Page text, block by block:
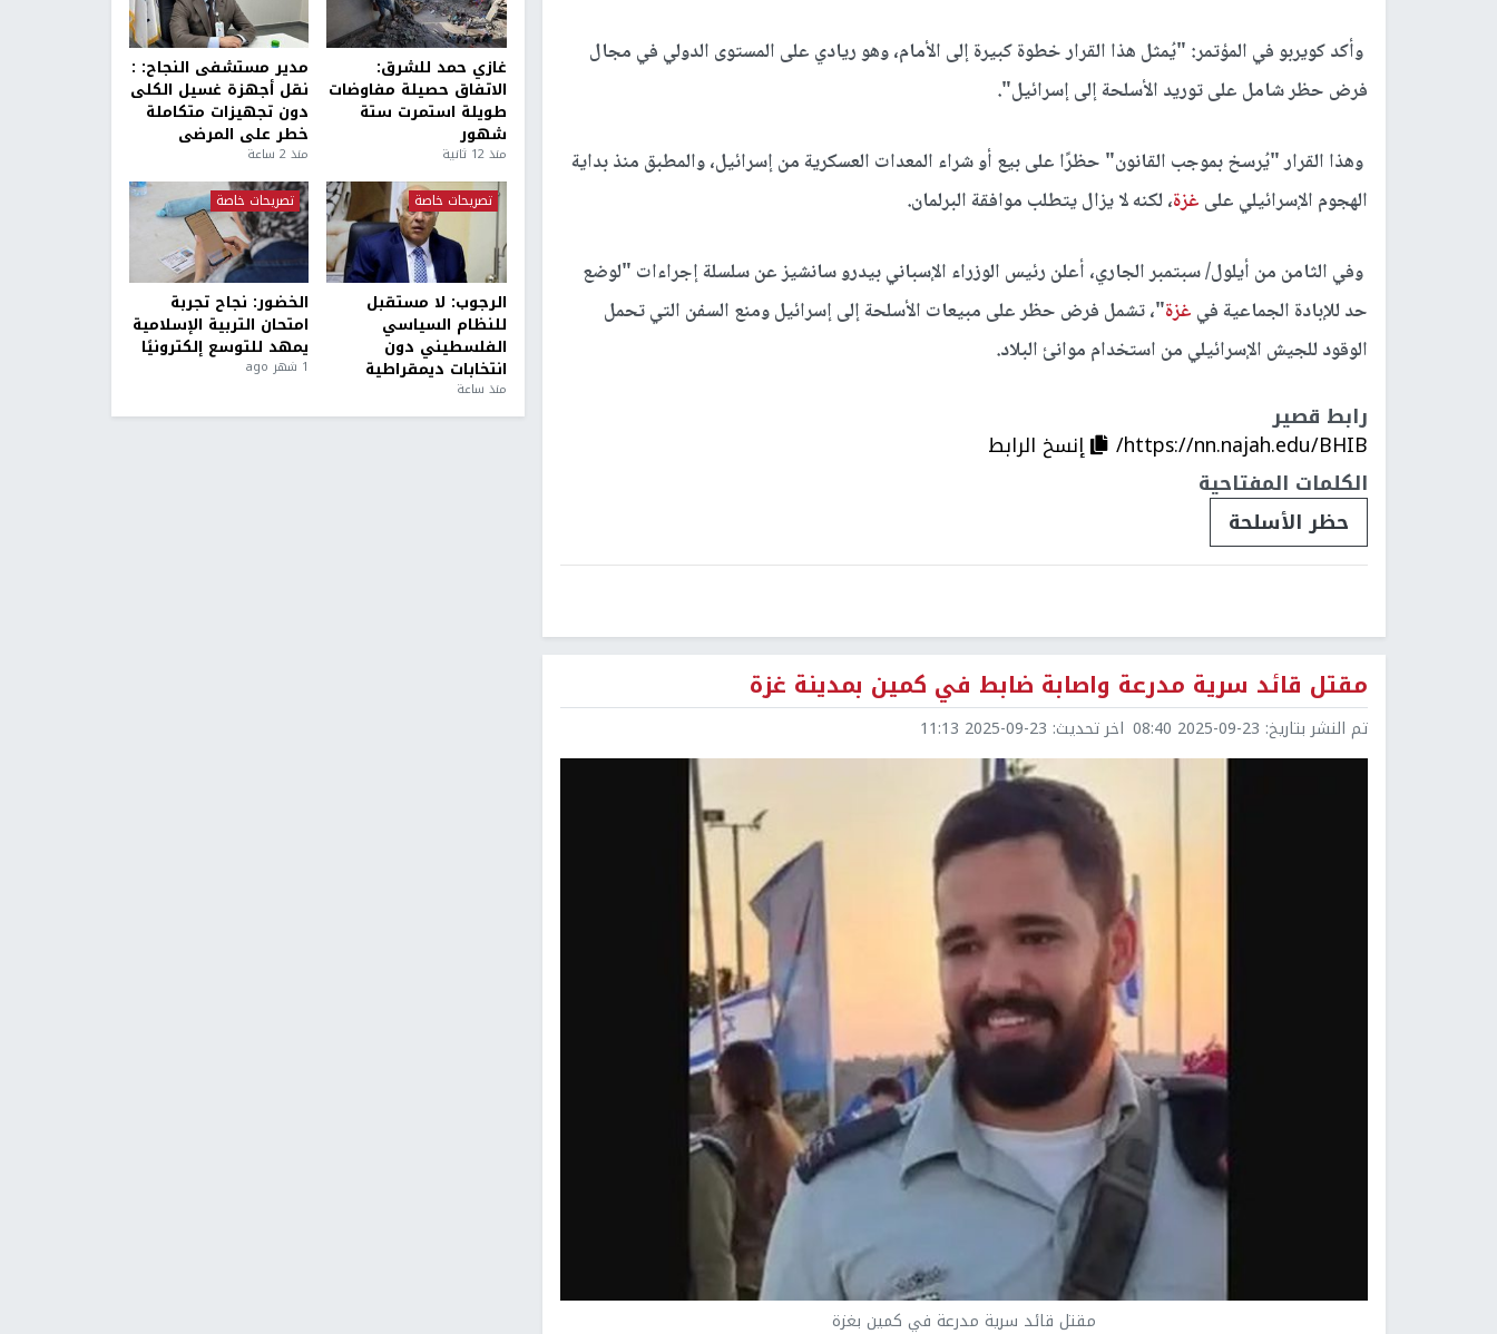
وأكد كويربو في المؤتمر: "يُمثل هذا القرار خطوة كبيرة إلى الأمام، وهو ريادي على المستوى الدولي في مجال
فرض حظر شامل على توريد الأسلحة إلى إسرائيل".
وهذا القرار "يُرسخ بموجب القانون" حظرًا على بيع أو شراء المعدات العسكرية من إسرائيل، والمطبق منذ بداية
الهجوم الإسرائيلي على غزة، لكنه لا يزال يتطلب موافقة البرلمان.
وفي الثامن من أيلول/ سبتمبر الجاري، أعلن رئيس الوزراء الإسباني بيدرو سانشيز عن سلسلة إجراءات "لوضع
حد للإبادة الجماعية في غزة"، تشمل فرض حظر على مبيعات الأسلحة إلى إسرائيل ومنع السفن التي تحمل
الوقود للجيش الإسرائيلي من استخدام موانئ البلاد.
رابط قصير
https://nn.najah.edu/BHIB/
إنسخ الرابط
الكلمات المفتاحية
حظر الأسلحة
مقتل قائد سرية مدرعة واصابة ضابط في كمين بمدينة غزة
تم النشر بتاريخ: 2025-09-23 08:40 اخر تحديث: 2025-09-23 11:13
مقتل قائد سرية مدرعة في كمين بغزة
غازي حمد للشرق:
الاتفاق حصيلة مفاوضات
طويلة استمرت ستة
شهور
منذ 12 ثانية
مدير مستشفى النجاح: :
نقل أجهزة غسيل الكلى
دون تجهيزات متكاملة
خطر على المرضى
منذ 2 ساعة
تصريحات خاصة
الرجوب: لا مستقبل
للنظام السياسي
الفلسطيني دون
انتخابات ديمقراطية
منذ ساعة
تصريحات خاصة
الخضور: نجاح تجربة
امتحان التربية الإسلامية
يمهد للتوسع إلكترونيًا
1 شهر ago